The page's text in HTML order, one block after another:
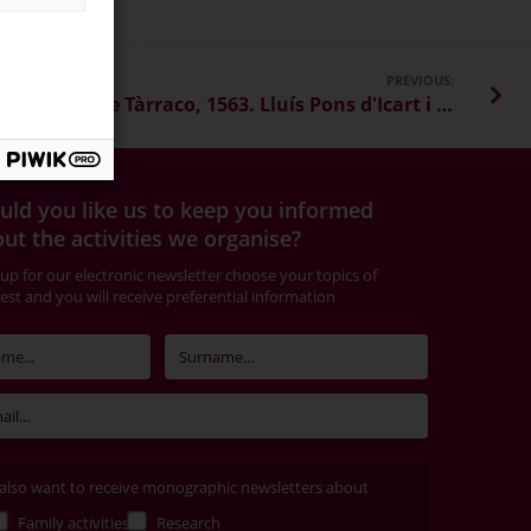
PREVIOUS:
El Renaixement de Tàrraco, 1563. Lluís Pons d'Icart i Anton Van den Wyngaerde
you like us to keep you informed
the activities we organise?
up for our electronic newsletter choose your topics of
and you will receive preferential information
want to receive monographic newsletters about
Family activities
Research